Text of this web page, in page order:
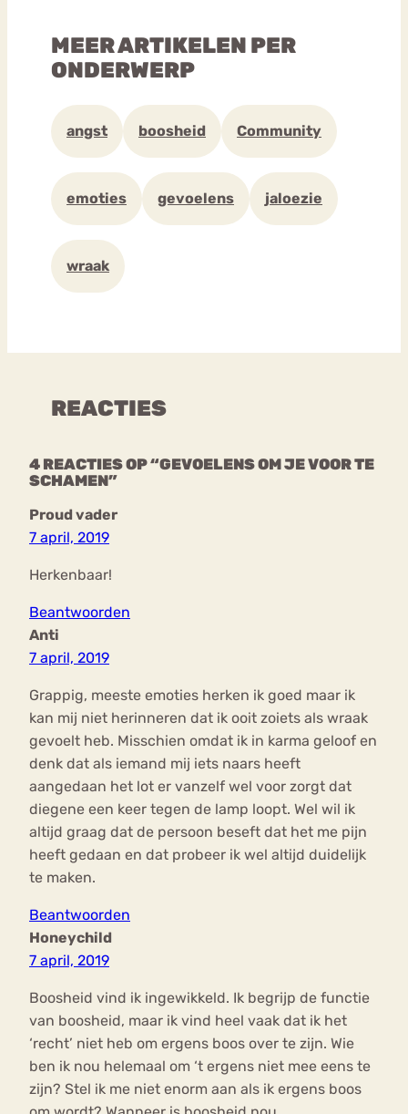
MEER ARTIKELEN PER
ONDERWERP
angst boosheid Community
emoties gevoelens jaloezie
wraak
REACTIES
4 REACTIES OP “GEVOELENS OM JE VOOR TE
SCHAMEN”
Proud vader
7 april, 2019
Herkenbaar!
Beantwoorden
Anti
7 april, 2019
Grappig, meeste emoties herken ik goed maar ik
kan mij niet herinneren dat ik ooit zoiets als wraak
gevoelt heb. Misschien omdat ik in karma geloof en
denk dat als iemand mij iets naars heeft
aangedaan het lot er vanzelf wel voor zorgt dat
diegene een keer tegen de lamp loopt. Wel wil ik
altijd graag dat de persoon beseft dat het me pijn
heeft gedaan en dat probeer ik wel altijd duidelijk
te maken.
Beantwoorden
Honeychild
7 april, 2019
Boosheid vind ik ingewikkeld. Ik begrijp de functie
van boosheid, maar ik vind heel vaak dat ik het
‘recht’ niet heb om ergens boos over te zijn. Wie
ben ik nou helemaal om ‘t ergens niet mee eens te
zijn? Stel ik me niet enorm aan als ik ergens boos